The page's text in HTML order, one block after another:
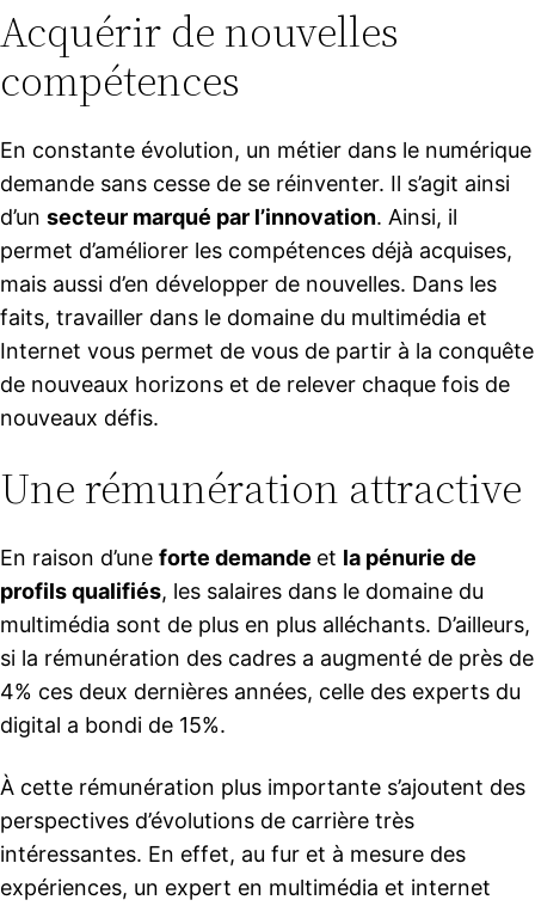
Acquérir de nouvelles
compétences
En constante évolution, un métier dans le numérique
demande sans cesse de se réinventer. Il s’agit ainsi
d’un secteur marqué par l’innovation. Ainsi, il
permet d’améliorer les compétences déjà acquises,
mais aussi d’en développer de nouvelles. Dans les
faits, travailler dans le domaine du multimédia et
Internet vous permet de vous de partir à la conquête
de nouveaux horizons et de relever chaque fois de
nouveaux défis.
Une rémunération attractive
En raison d’une forte demande et la pénurie de
profils qualifiés, les salaires dans le domaine du
multimédia sont de plus en plus alléchants. D’ailleurs,
si la rémunération des cadres a augmenté de près de
4% ces deux dernières années, celle des experts du
digital a bondi de 15%.
À cette rémunération plus importante s’ajoutent des
perspectives d’évolutions de carrière très
intéressantes. En effet, au fur et à mesure des
expériences, un expert en multimédia et internet